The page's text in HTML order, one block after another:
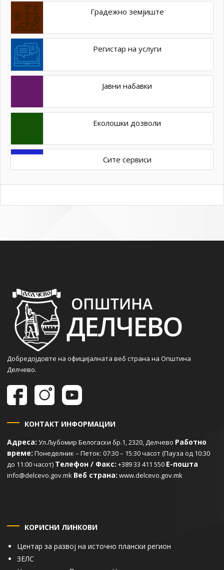
Градежно земјиште
Регистар на услуги
Јавни набавки
Еколошки дозволи
Сите сервиси
Добредојдовте на официјалната веб страна на Општина
Делчево.
КОНТАКТ ИНФОРМАЦИИ
Адреса: Ул.Љубомир Белогаски бр.1, 2320, Делчево Работно
време: Понеделник – Петок: 07:30 – 15:30 часот (Пауза од 10:30
до 11:00 часот) Телефон / Факс: +389 33 411 550 Е-пошта
info@delcevo.gov.mk Веб страна: www.delcevo.gov.mk
КОРИСНИ ЛИНКОВИ
Центар за развој на источно плански регион
ЗЕЛС